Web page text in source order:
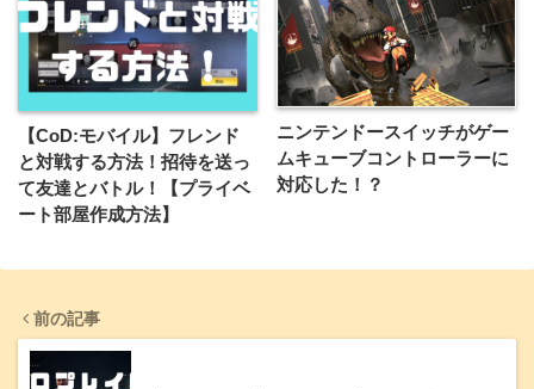
【CoD:モバイル】フレンド
と対戦する方法！招待を送っ
て友達とバトル！【プライベ
ート部屋作成方法】
ニンテンドースイッチがゲー
ムキューブコントローラーに
対応した！？
前の記事